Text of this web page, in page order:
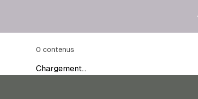
0 contenus
Chargement…